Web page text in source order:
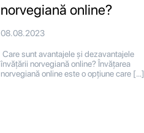
norvegiană online?
08.08.2023
Care sunt avantajele și dezavantajele
învățării norvegiană online? Învățarea
norvegiană online este o opțiune care […]